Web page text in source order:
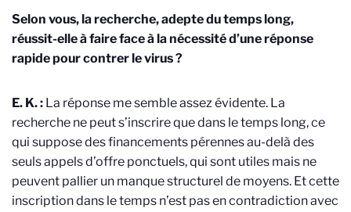
Selon vous, la recherche, adepte du temps long,
réussit-elle à faire face à la nécessité d’une réponse
rapide pour contrer le virus ?
E. K. : La réponse me semble assez évidente. La
recherche ne peut s’inscrire que dans le temps long, ce
qui suppose des financements pérennes au-delà des
seuls appels d’offre ponctuels, qui sont utiles mais ne
peuvent pallier un manque structurel de moyens. Et cette
inscription dans le temps n’est pas en contradiction avec